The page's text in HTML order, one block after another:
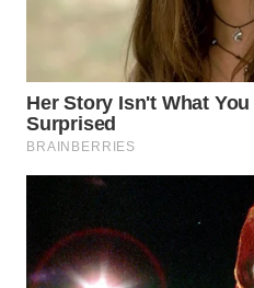
WAHANA
WAHANA
LISTRIK
WAHANA
WAHANA
TV